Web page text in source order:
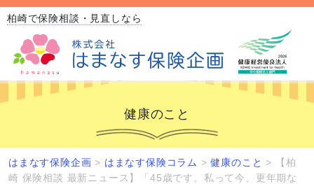
柏崎で保険相談・見直しなら
健康のこと
はまなす保険企画 > はまなす保険コラム >健康のこと >
【柏
崎 保険相談 最新ニュース】「45歳です。私って今、更年期な